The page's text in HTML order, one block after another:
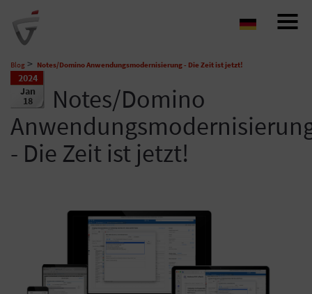
Blog > Notes/Domino Anwendungsmodernisierung - Die Zeit ist jetzt!
2024
Jan
18
Notes/Domino
- Die Zeit ist jetzt!